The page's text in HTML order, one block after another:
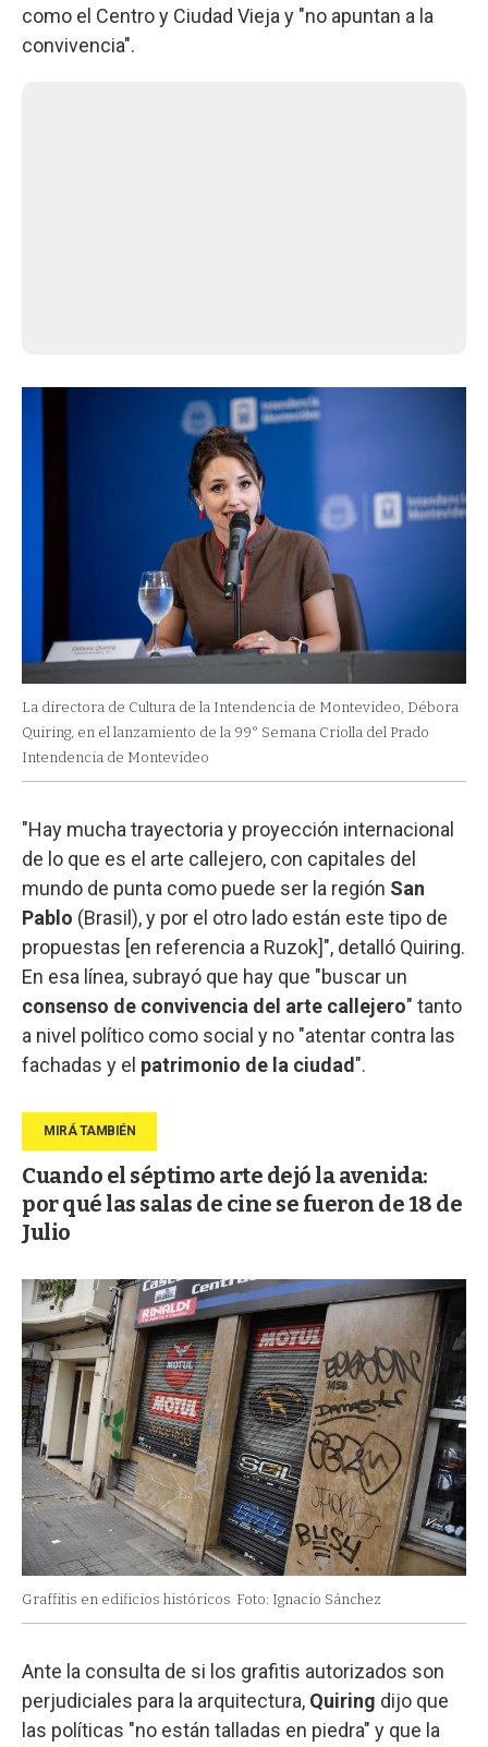
como el Centro y Ciudad Vieja y "no apuntan a la
convivencia".
La directora de Cultura de la Intendencia de Montevideo, Débora
Quiring, en el lanzamiento de la 99° Semana Criolla del Prado
Intendencia de Montevideo
"Hay mucha trayectoria y proyección internacional
de lo que es el arte callejero, con capitales del
mundo de punta como puede ser la región San
Pablo (Brasil), y por el otro lado están este tipo de
propuestas [en referencia a Ruzok]", detalló Quiring.
En esa línea, subrayó que hay que "buscar un
consenso de convivencia del arte callejero" tanto
a nivel político como social y no "atentar contra las
fachadas y el patrimonio de la ciudad ".
Cuando el séptimo arte dejó la avenida:
por qué las salas de cine se fueron de 18 de
Julio
Graffitis en edificios históricos Foto: Ignacio Sánchez
Ante la consulta de si los grafitis autorizados son
perjudiciales para la arquitectura, Quiring dijo que
las políticas "no están talladas en piedra" y que la